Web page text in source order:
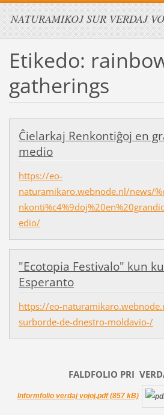
NATURAMIKOJ SUR VERDAJ
Etikedo:
gatherings
Ĉielarkaj Renkontiĝoj en
medio
https://eo-
naturamikaro.webnode.nl/news/
edio/
"Ecotopia Festivalo" kun
Esperanto
https://eo-
surborde-de-dnestro-moldavio-/
FALDFOLIO PRI
Informfolio verdaj vojoj.pdf (857 kB)